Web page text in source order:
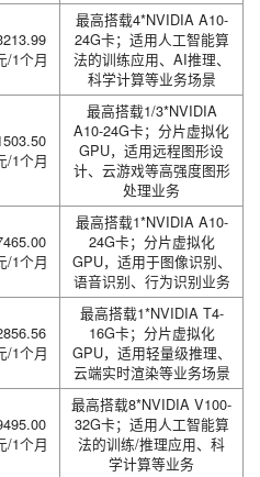
/1个月
最高搭载4*NVIDIA A10-
24G卡；适用人工智能算
法的训练应用、AI推理、
科学计算等业务场景
/1个月
最高搭载1/3*NVIDIA
A10-24G卡；分片虚拟化
GPU，适用远程图形设
计、云游戏等高强度图形
处理业务
/1个月
最高搭载1*NVIDIA A10-
24G卡；分片虚拟化
GPU，适用于图像识别、
语音识别、行为识别业务
/1个月
最高搭载1*NVIDIA T4-
16G卡；分片虚拟化
GPU，适用轻量级推理、
云端实时渲染等业务场景
/1个月
最高搭载8*NVIDIA V100-
32G卡；适用人工智能算
法的训练/推理应用、科
学计算等业务